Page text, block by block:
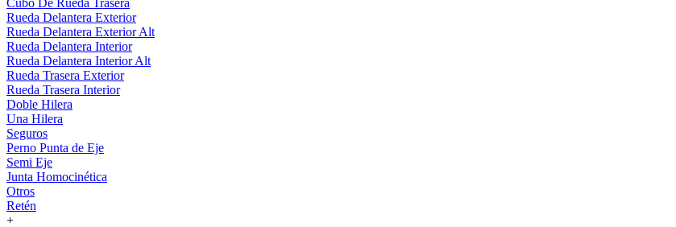
Cubo De Rueda Trasera
Rueda Delantera Exterior
Rueda Delantera Exterior Alt
Rueda Delantera Interior
Rueda Delantera Interior Alt
Rueda Trasera Exterior
Rueda Trasera Interior
Doble Hilera
Una Hilera
Seguros
Perno Punta de Eje
Semi Eje
Junta Homocinética
Otros
Retén
+